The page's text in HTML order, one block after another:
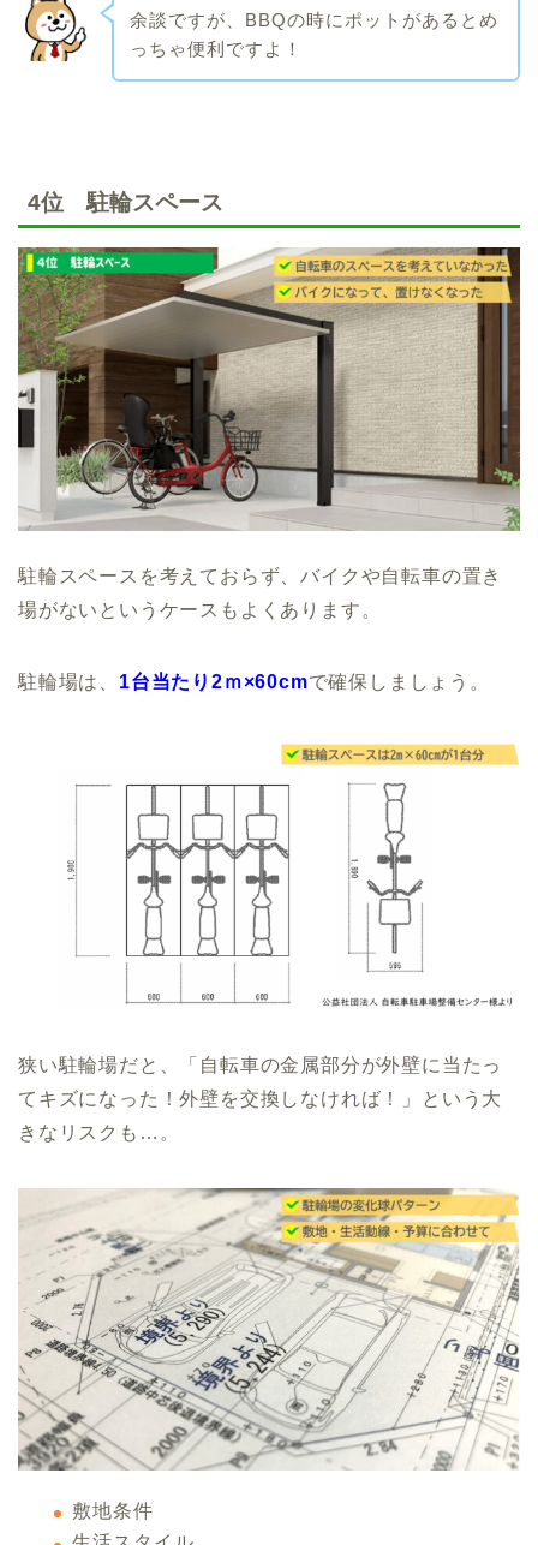
余談ですが、BBQの時にポットがあるとめ
っちゃ便利ですよ！
4位 駐輪スペース
駐輪スペースを考えておらず、バイクや自転車の置き
場がないというケースもよくあります。
駐輪場は、 1台当たり2ｍ×60cmで確保しましょう。
狭い駐輪場だと、「自転車の金属部分が外壁に当たっ
てキズになった！外壁を交換しなければ！」という大
きなリスクも…。
敷地条件